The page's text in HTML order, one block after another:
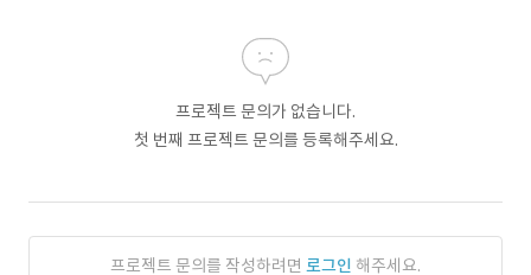
프로젝트 문의가 없습니다.
첫 번째 프로젝트 문의를 등록해주세요.
프로젝트 문의를 작성하려면 로그인 해주세요.